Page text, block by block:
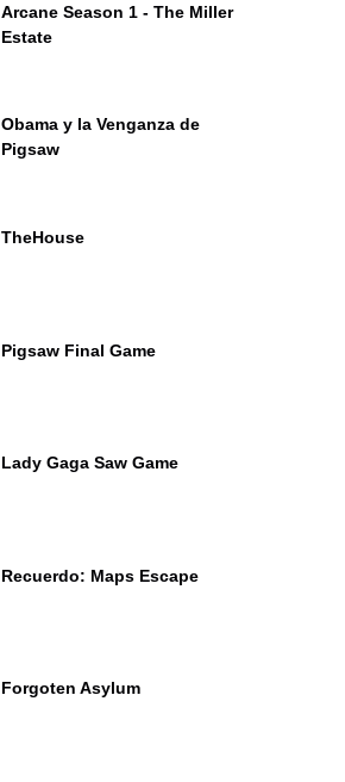
Arcane Season 1 - The Miller
Estate
Obama y la Venganza de
Pigsaw
TheHouse
Pigsaw Final Game
Lady Gaga Saw Game
Recuerdo: Maps Escape
Forgoten Asylum